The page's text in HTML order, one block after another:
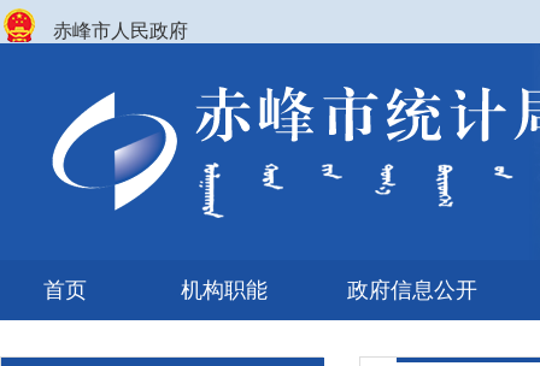
赤峰市人民政府
首页 机构职能 政府信息公开